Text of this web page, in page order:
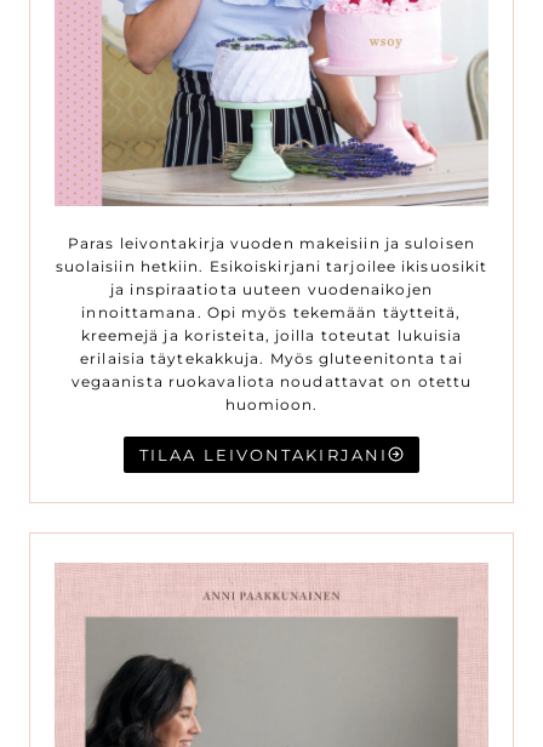
Paras leivontakirja vuoden makeisiin ja suloisen
suolaisiin hetkiin. Esikoiskirjani tarjoilee ikisuosikit
ja inspiraatiota uuteen vuodenaikojen
innoittamana. Opi myös tekemään täytteitä,
kreemejä ja koristeita, joilla toteutat lukuisia
erilaisia täytekakkuja. Myös gluteenitonta tai
vegaanista ruokavaliota noudattavat on otettu
huomioon.
TILAA LEIVONTAKIRJANI